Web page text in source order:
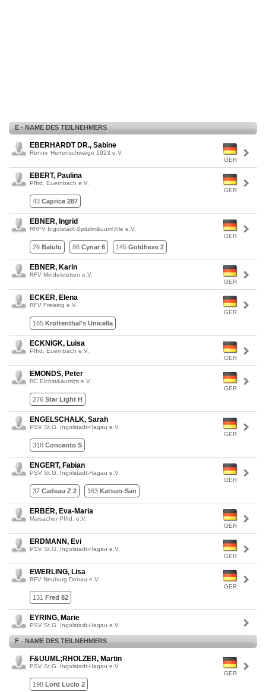
E - NAME DES TEILNEHMERS
GER
EBERHARDT DR., Sabine
Rennv. Herrenschwaige 1923 e.V.
GER
EBERT, Paulina
Pffrd. Euernbach e.V.
43 Caprice 287
GER
EBNER, Ingrid
RRFV Ingolstadt-Spitzlm&uuml;hle e.V.
26 Balulu 86 Cynar 6 145 Goldhexe 2
GER
EBNER, Karin
RFV Mindelstetten e.V.
GER
ECKER, Elena
RFV Freising e.V.
165 Krottenthal's Unicella
GER
ECKNIGK, Luisa
Pffrd. Euernbach e.V.
GER
EMONDS, Peter
RC Eichst&auml;tt e.V.
276 Star Light H
GER
ENGELSCHALK, Sarah
PSV St.G. Ingolstadt-Hagau e.V.
318 Concento S
GER
ENGERT, Fabian
PSV St.G. Ingolstadt-Hagau e.V.
37 Cadeau Z 2 163 Katsun-San
GER
ERBER, Eva-Maria
Maisacher Pffrd. e.V.
GER
ERDMANN, Evi
PSV St.G. Ingolstadt-Hagau e.V.
GER
EWERLING, Lisa
RFV Neuburg Donau e.V.
131 Fred 82
EYRING, Marie
PSV St.G. Ingolstadt-Hagau e.V.
F - NAME DES TEILNEHMERS
GER
F&UUML;RHOLZER, Martin
PSV St.G. Ingolstadt-Hagau e.V.
198 Lord Lucio 2